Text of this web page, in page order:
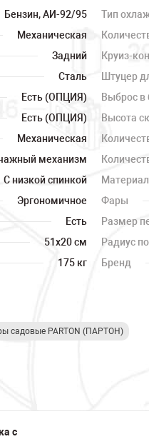
Бензин, АИ-92/95 Тип
Механическая
Задний Круиз-
Сталь Штуцер
Есть (ОПЦИЯ) Выброс в
Есть (ОПЦИЯ) Высота
Механическая
механизм
С низкой спинкой
Эргономичное Фары
Есть Размер
51х20 см Радиус
175 кг Бренд
садовые PARTON (ПАРТОН)
с